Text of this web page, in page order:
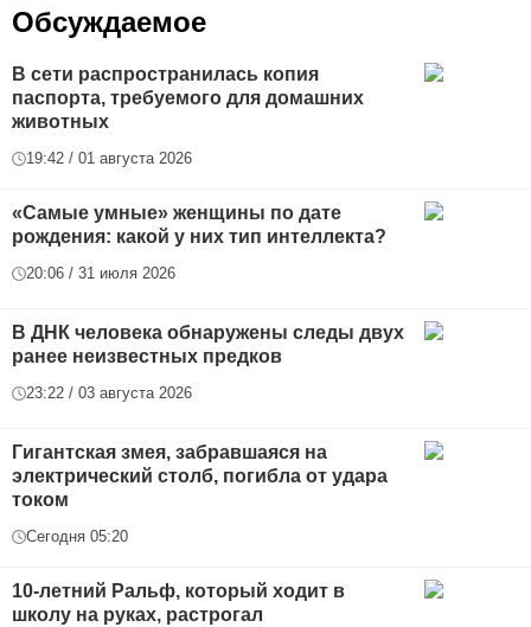
Обсуждаемое
В сети распространилась копия
паспорта, требуемого для домашних
животных
19:42 / 01 августа 2026
«Самые умные» женщины по дате
рождения: какой у них тип интеллекта?
20:06 / 31 июля 2026
В ДНК человека обнаружены следы двух
ранее неизвестных предков
23:22 / 03 августа 2026
Гигантская змея, забравшаяся на
электрический столб, погибла от удара
током
Сегодня 05:20
10-летний Ральф, который ходит в
школу на руках, растрогал